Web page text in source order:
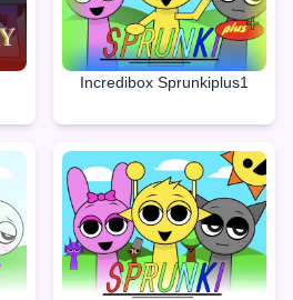
Incredibox Sprunkiplus1